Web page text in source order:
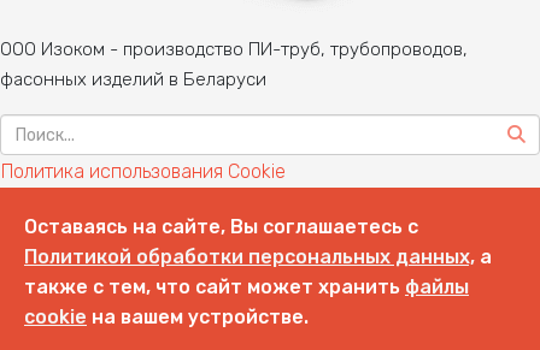
ООО Изоком - производство ПИ-труб, трубопроводов,
фасонных изделий в Беларуси
Политика использования Cookie
Чтобы не потерять наш сайт — добавьте его в
Избранное: Ctrl + D
---
Оставаясь на сайте, Вы соглашаетесь с
Политикой обработки персональных данных, а
также с тем, что сайт может хранить файлы
cookie на вашем устройстве.